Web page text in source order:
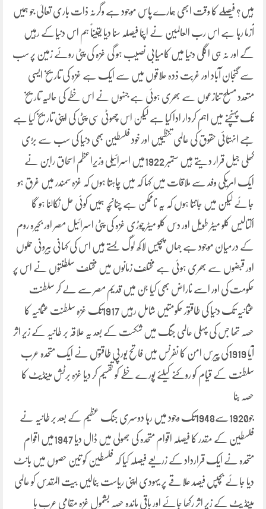
ہیں؟ فیصلے کا وقت ابھی ہمارے پاس موجود ہے وگرنہ ذات باری تعالیٰ جو ہمیں
آزما رہا ہے اس رب العالمین نے اپنا فیصلہ سنا دیا یقیناً ہم اس دنیاکے رہیں
گے اور نہ ہی اگلی دنیا میں کامیابی نصیب ہو گی غزہ کی پٹی روئے زمین پر سب
سے گنجان آباد اور غربت ذدہ علاقوں میں سے ایک ہے غزہ کی تاریخ ایسی
متعدد مسلح تنازعوں سے بھری ہوئی ہے جنہوں نے اس خطے کی حالیہ تاریخ
تک پہنچنے میں اہم کردار ادا کیا ہے لیکن اس چھوٹی سی پٹی کی اپنی تاریخ کیا ہے
جسے انہتائی حقوق کی عالمی تنظیمیں اور خود فلسطین بھی دنیا کی سب سے بڑی
کھلی جیل قرار دیتے ہیں ستمبر 1922میں اسرائیلی وزیراعظم اسحاق رابن نے
ایک امریکی وفد سے ملاقات میں کہا کہ میں چاہتا ہوں کہ غزہ سمندر میں غرق ہو
جائے لیکن میں جانتا ہوں کہ یہ ناممکن ہے چنانچہ ہمیں کوئی حل نکالنا ہو گا
اکتالیس کلو میٹر طویل اور دس کلو میٹر چوڑی غزہ کی پٹی اسرائیل مصر اور بحیرہ روم
کے درمیان موجود ہے جہاں پچیس لاکھ لوگ بستے ہیں اس کی کہانی بیرونی حملوں
اور قبضوں سے بھری ہوئی ہے مختلف زمانوں میں مختلف سلطنتوں نے اس پر
حکومت کی اور اسے ناراض بھی کیا جن میں قدیم مصر سے لے کر سلطنت
عثمانیہ تک دنیا کی طاقتور حکومتیں شامل رہیں 1917تک غزہ سلطنت عثمانیہ کا
حصہ تھا جس کی پہلی عالمی جنگ میں شکست کے بعد یہ علاقہ بر طانیہ کے زیر اثر
آیا 1919کی پیرس امن کا نفرنس میں فاتح یورپی طاقتوں نے ایک متحدہ عرب
سلطنت کے قیام کو روکنے کیلئے پورے خطے کو تقسیم کر دیا غزہ برٹش مینڈیٹ کا
حصہ بنا
جو1920سے1948تک وجود میں رہا دوسری جنگ عظیم کے بعد بر طانیہ نے
فلسطین کے مقدر کا فیصلہ اقوام متحدہ کی جھولی میں ڈال دیا 1947میں اقوام
متحدہ نے ایک قرارداد کے زریعے فیصلہ کیا کہ فلسطین کو تین حصوں میں بانٹ
دیا جائے بچپس فیصد علاقے پر یہودی اپنی ریاست بنالیں بیت المقدس کو عالمی
مینڈ یٹ کے زیر اثر رکھا جائے اور باقی ماندہ حصہ بشمول غزہ مقامی عرب با